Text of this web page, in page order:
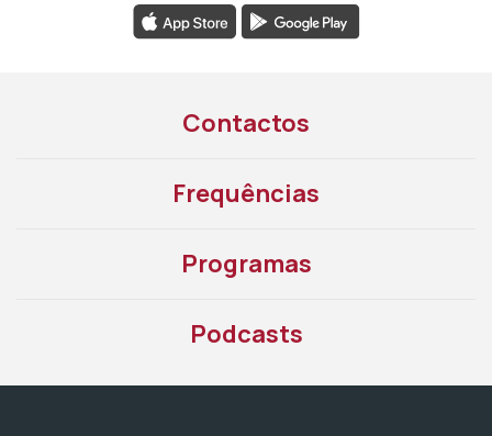
Contactos
Frequências
Programas
Podcasts